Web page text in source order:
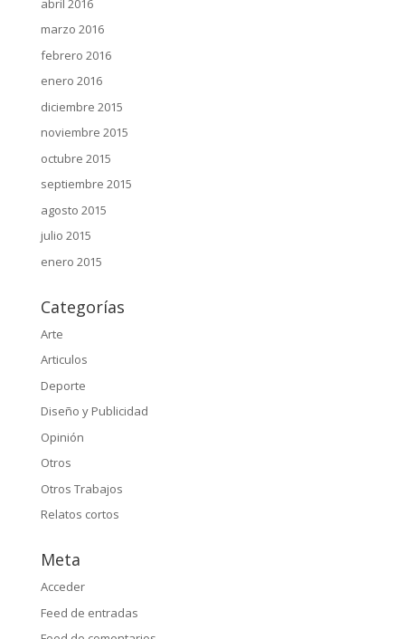
marzo 2016
febrero 2016
enero 2016
diciembre 2015
noviembre 2015
octubre 2015
septiembre 2015
agosto 2015
julio 2015
enero 2015
Categorías
Arte
Articulos
Deporte
Diseño y Publicidad
Opinión
Otros
Otros Trabajos
Relatos cortos
Meta
Acceder
Feed de entradas